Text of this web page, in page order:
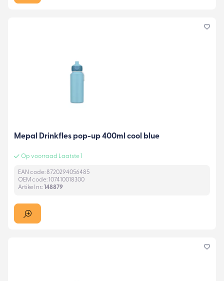
Mepal Drinkfles pop-up 400ml cool blue
Op voorraad Laatste 1
EAN code: 8720294056485
OEM code: 107410018300
Artikel nr.:148879